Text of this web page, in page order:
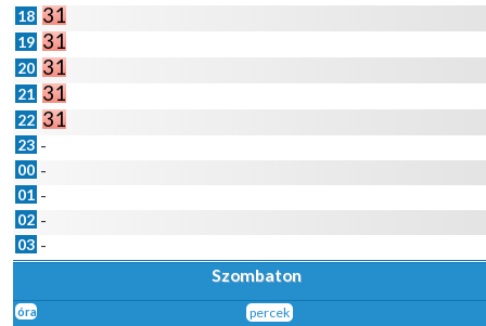
18 31
19 31
20 31
21 31
22 31
23 -
00 -
01 -
02 -
03 -
Szombaton
óra percek